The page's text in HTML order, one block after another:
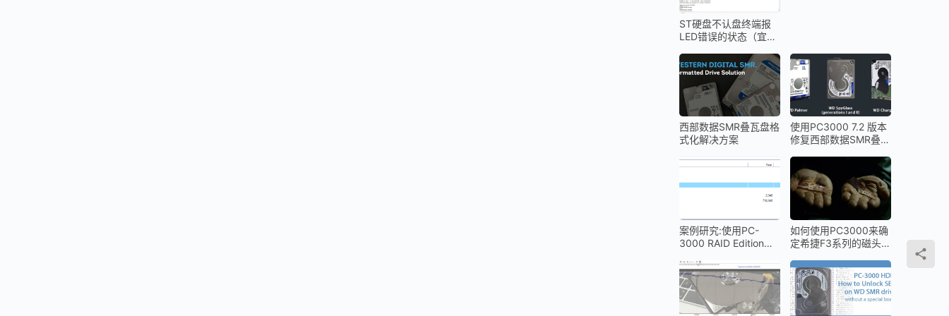
ST硬盘不认盘终端报
LED错误的状态（宜昌
西部数据SMR叠瓦盘格
式化解决方案
使用PC3000 7.2 版本
修复西部数据SMR叠瓦
案例研究:使用PC-
3000 RAID Edition进
1-2-3一样容易
如何使用PC3000来确
定希捷F3系列的磁头前